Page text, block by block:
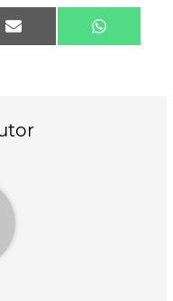
Compartir
en
E
m
en
W
h